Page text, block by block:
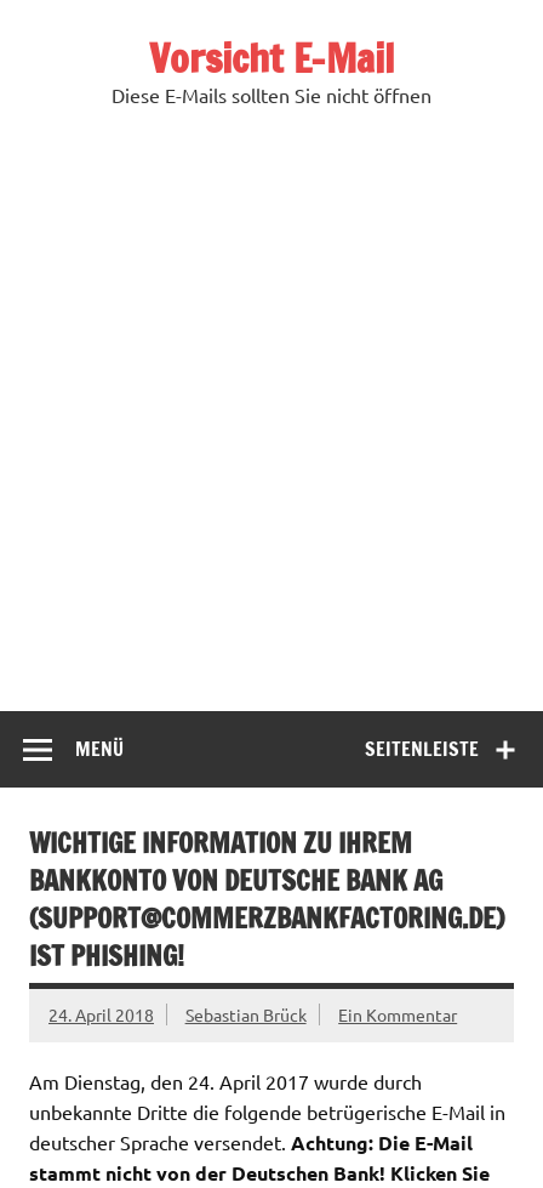
Vorsicht E-Mail
Diese E-Mails sollten Sie nicht öffnen
SEITENLEISTE
MENÜ
WICHTIGE INFORMATION ZU IHREM
BANKKONTO VON DEUTSCHE BANK AG
(SUPPORT@COMMERZBANKFACTORING.DE)
IST PHISHING!
24. April 2018 Sebastian Brück Ein Kommentar
Am Dienstag, den 24. April 2017 wurde durch
unbekannte Dritte die folgende betrügerische E-Mail in
deutscher Sprache versendet. Achtung: Die E-Mail
stammt nicht von der Deutschen Bank! Klicken Sie